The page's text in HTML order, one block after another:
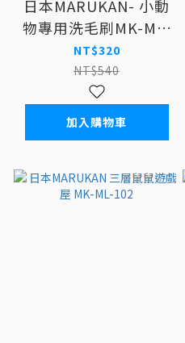
日本MARUKAN- 小動
物專用洗毛刷MK-ML-
364
NT$320
NT$540
加入購物車